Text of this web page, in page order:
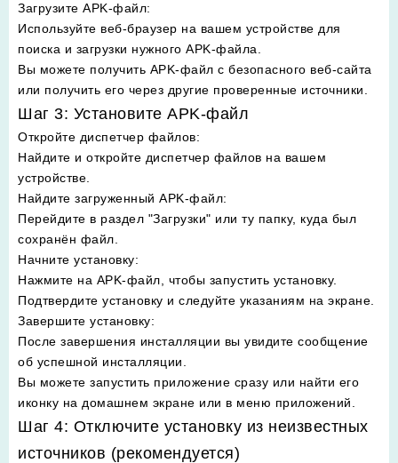
Загрузите APK-файл:
Используйте веб-браузер на вашем устройстве для
поиска и загрузки нужного APK-файла.
Вы можете получить APK-файл с безопасного веб-сайта
или получить его через другие проверенные источники.
Шаг 3: Установите APK-файл
Откройте диспетчер файлов:
Найдите и откройте диспетчер файлов на вашем
устройстве.
Найдите загруженный APK-файл:
Перейдите в раздел "Загрузки" или ту папку, куда был
сохранён файл.
Начните установку:
Нажмите на APK-файл, чтобы запустить установку.
Подтвердите установку и следуйте указаниям на экране.
Завершите установку:
После завершения инсталляции вы увидите сообщение
об успешной инсталляции.
Вы можете запустить приложение сразу или найти его
иконку на домашнем экране или в меню приложений.
Шаг 4: Отключите установку из неизвестных
источников (рекомендуется)